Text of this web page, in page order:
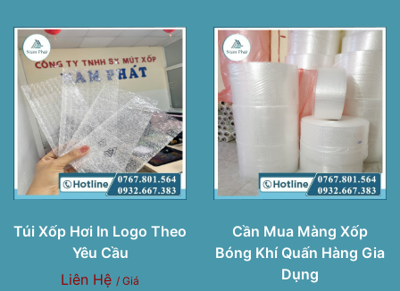
Túi Xốp Hơi In Logo Theo
Yêu Cầu
Liên Hệ / Giá
Cần Mua Màng Xốp
Bóng Khí Quấn Hàng Gia
Dụng